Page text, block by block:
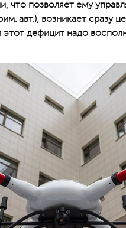
что позволяет ему
авт.), возникает сразу
дефицит надо